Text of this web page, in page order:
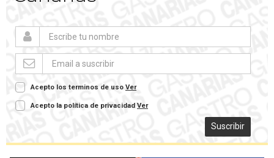
Acepto los terminos de uso Ver
Acepto la política de privacidad Ver
Suscribir